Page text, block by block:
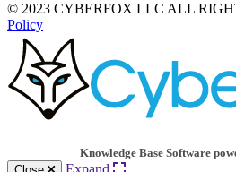
© 2023 CYBERFOX LLC ALL
Policy
Knowledge Base Software